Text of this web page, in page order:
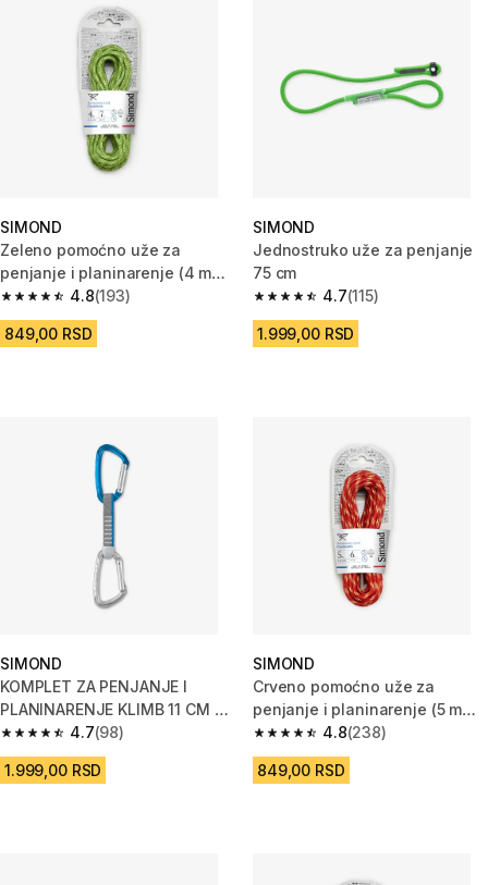
SIMOND
Zeleno pomoćno uže za
penjanje i planinarenje (4 mm
x 7 m)
4.8
4.8 od 5 zvezdica from 193 Recenzije
(193)
849,00 RSD
SIMOND
Jednostruko uže za penjanje
75 cm
4.7
4.7 od 5 zvezdica from 115
(115)
1.999,00 RSD
SIMOND
KOMPLET ZA PENJANJE I
PLANINARENJE KLIMB 11 CM -
POLI
4.7
4.7 od 5 zvezdica from 98 Recenzije
(98)
1.999,00 RSD
SIMOND
Crveno pomoćno uže za
penjanje i planinarenje (5 mm x
6 m)
4.8
4.8 od 5 zvezdica from 238
(238)
849,00 RSD